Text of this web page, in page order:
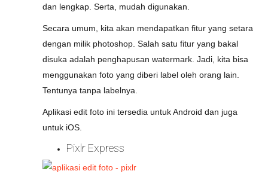
dan lengkap. Serta, mudah digunakan.
Secara umum, kita akan mendapatkan fitur yang setara
dengan milik photoshop. Salah satu fitur yang bakal
disuka adalah penghapusan watermark. Jadi, kita bisa
menggunakan foto yang diberi label oleh orang lain.
Tentunya tanpa labelnya.
Aplikasi edit foto ini tersedia untuk Android dan juga
untuk iOS.
Pixlr Express